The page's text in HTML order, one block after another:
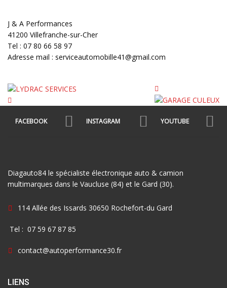
J & A Performances
41200 Villefranche-sur-Cher
Tel : 07 80 66 58 97
Adresse mail : serviceautomobille41@gmail.com
FACEBOOK INSTAGRAM YOUTUBE
Diagauto84 le spécialiste électronique auto & camion
multimarques dans le Vaucluse (84) et le Gard (30).
114 Allée des Issards 30650 Rochefort-du Gard
Tel : 07 59 67 87 85
contact@autoperformance30.fr
LIENS